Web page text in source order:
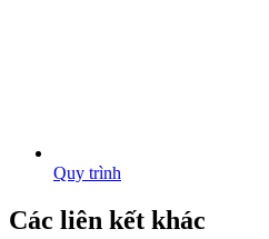
Quy trình
Các liên kết khác